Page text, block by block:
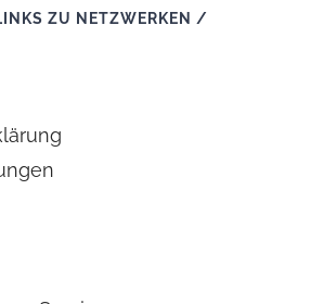
ZU NETZWERKEN /